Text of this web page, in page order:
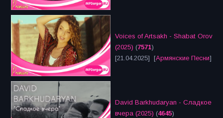
Voices of Artsakh - Shabat Orov
(2025) (7571)
[21.04.2025] [Армянские Песни]
David Barkhudaryan - Сладкое
вчера (2025) (4645)